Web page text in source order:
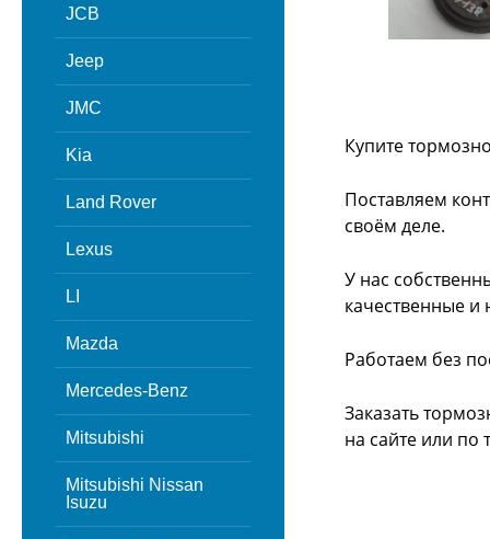
JCB
Jeep
JMC
Kia
Land Rover
Lexus
LI
Mazda
Mercedes-Benz
Mitsubishi
Mitsubishi Nissan
Isuzu
Купите
Поставляем
своём деле.
У нас
качественные и
Работаем без
Заказать
на сайте или по